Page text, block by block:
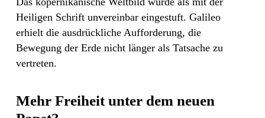
Heiligen Schrift unvereinbar eingestuft. Galileo
erhielt die ausdrückliche Aufforderung, die
Bewegung der Erde nicht länger als Tatsache zu
vertreten.
Mehr Freiheit unter dem neuen